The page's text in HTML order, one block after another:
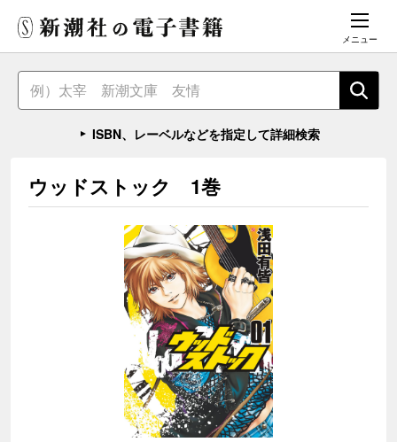
メニュー
ISBN、レーベルなどを指定して詳細検索
ウッドストック 1巻